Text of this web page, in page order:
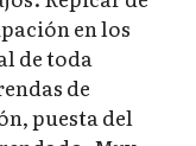
en los
de toda
de
puesta del